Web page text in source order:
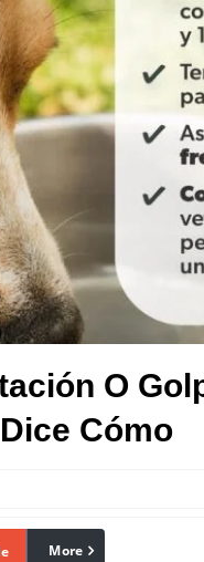
O
Cómo
linkedin
More